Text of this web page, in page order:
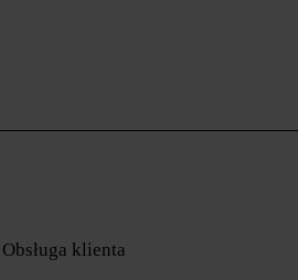
Obsługa klienta